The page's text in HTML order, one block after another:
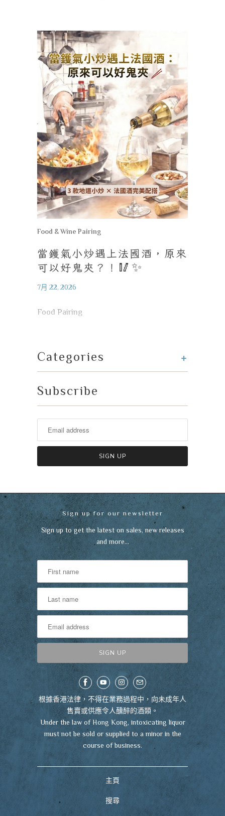
Food & Wine Pairing
當鑊氣小炒遇上法國酒，原來
可以好鬼夾？！ 🥢✨
7月 22, 2026
Food Pairing
+
Categories
Subscribe
Sign up for our newsletter
Sign up to get the latest on sales, new releases
and more…
根據香港法律，不得在業務過程中，向未成年人
售賣或供應令人醺醉的酒類。
Under the law of Hong Kong, intoxicating liquor
must not be sold or supplied to a minor in the
course of business.
主頁
搜尋